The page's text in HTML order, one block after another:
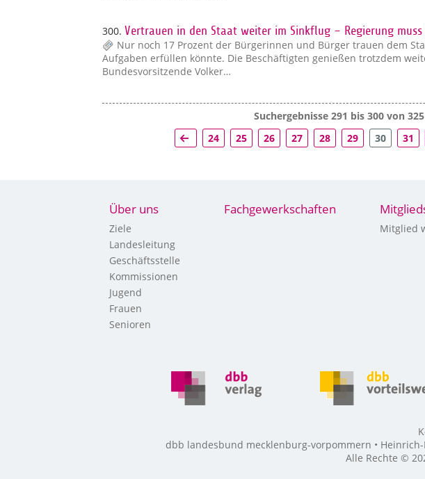
300. Vertrauen in den Staat weiter im Sinkflug – Regierung
Nur noch 17 Prozent der Bürgerinnen und Bürger trauen dem
Aufgaben erfüllen könnte. Die Beschäftigten genießen trotzdem
Bundesvorsitzende Volker…
Suchergebnisse 291 bis 300 von 325
24
25 26 27 28 29 30 31
Über uns
Ziele
Landesleitung
Geschäftsstelle
Kommissionen
Jugend
Frauen
Senioren
Fachgewerkschaften
Mitglied
dbb landesbund mecklenburg-vorpommern • Heinrich-
Alle Rechte ©